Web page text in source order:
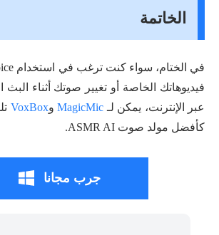
الخاتمة
فيديوهاتك الخاصة أو تغيير صوتك أثناء البث
عبر الإنترنت، يمكن لـ MagicMic وVoxBox
كأفضل مولد صوت ASMR AI.
جرب مجانا